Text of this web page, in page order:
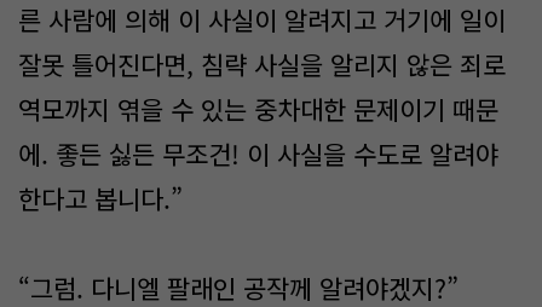
른 사람에 의해 이 사실이 알려지고 거기에 일이
잘못 틀어진다면, 침략 사실을 알리지 않은 죄로
역모까지 엮을 수 있는 중차대한 문제이기 때문
에. 좋든 싫든 무조건! 이 사실을 수도로 알려야
한다고 봅니다.”
“그럼. 다니엘 팔래인 공작께 알려야겠지?”